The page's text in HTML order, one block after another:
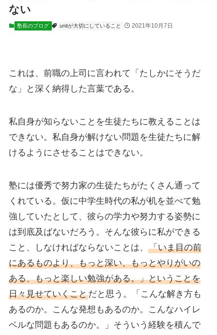
ない
塾長のブログ unitが大切にしていること 2021年10月7日
これは、前職の上司に言われて「たしかにそうだ
な」と深く納得した言葉である。
私自身が知らないことを生徒たちに教えることは
できない。私自身が解けない問題を生徒たちに解
けるようにさせることはできない。
塾には優秀で努力家の生徒たちがたくさん通って
くれている。仮に中学生時代の私が机を並べて勉
強していたとして、彼らの学力や努力する姿勢に
は到底及ばないだろう。そんな彼らに私ができる
こと、しなければならないことは、 「いま目の前
にあるものより、もっと深い、もっとやりがいの
ある、もっと楽しい勉強がある。」ということを
日々見せていくことだと思う。「こんな解き方も
あるのか。こんな発想もあるのか。こんなハイレ
ベルな問題もあるのか。」そういう経験を積んで